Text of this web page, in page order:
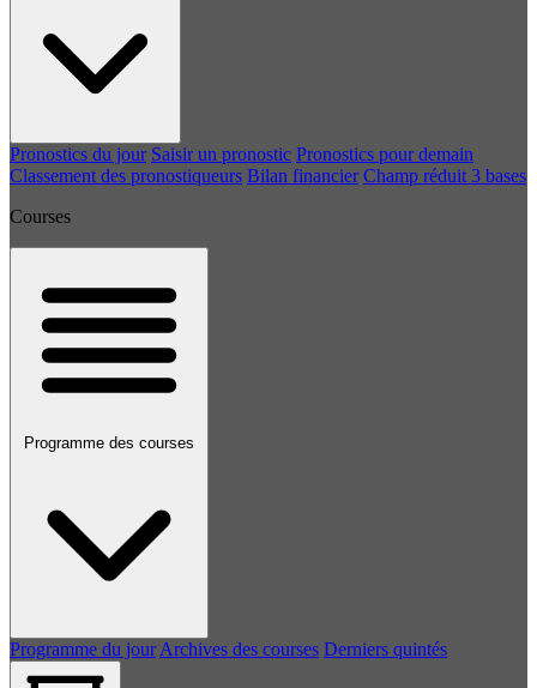
Pronostics du jour Saisir un pronostic Pronostics pour demain
Classement des pronostiqueurs Bilan financier Champ réduit 3 bases
Courses
Programme des courses
Programme du jour Archives des courses Derniers quintés